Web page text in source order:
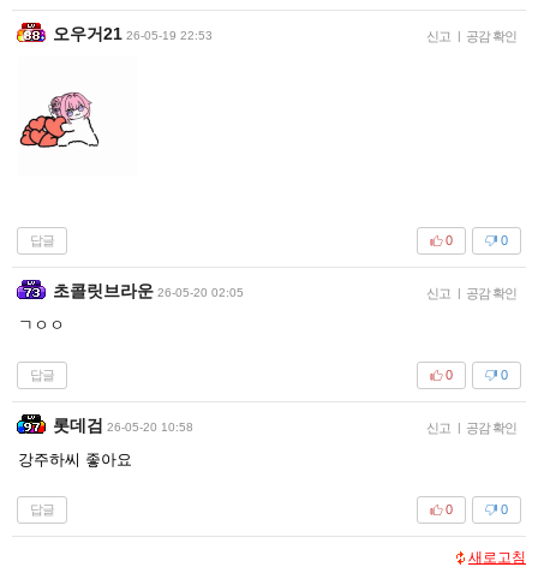
오우거21 26-05-19 22:53 신고 | 공감 확인
답글 0
0
초콜릿브라운 26-05-20 02:05 신고 | 공감 확인
ㄱㅇㅇ
답글 0
0
롯데검 26-05-20 10:58 신고 | 공감 확인
강주하씨 좋아요
답글 0
0
새로고침